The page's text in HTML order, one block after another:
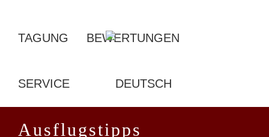
TAGUNG BEWERTUNGEN
SERVICE
Ausflugstipps